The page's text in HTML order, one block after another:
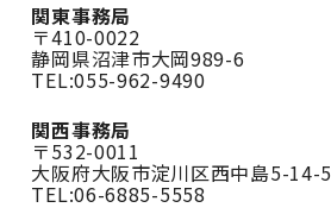
関東事務局
〒410-0022
静岡県沼津市大岡989-6
TEL:055-962-9490
関西事務局
〒532-0011
大阪府大阪市淀川区西中島5-14-5
TEL:06-6885-5558